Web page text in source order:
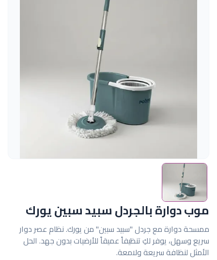
موب دوارة بالجردل سبيد سبين يورك
ممسحة دوارة مع جردل "سبيد سبين" من يورك. نظام عصر دوار
سريع وسهل، يوفر لكِ تنظيفاً عميقاً للأرضيات بدون جهد. الحل
الأمثل لنظافة سريعة ولامعة.